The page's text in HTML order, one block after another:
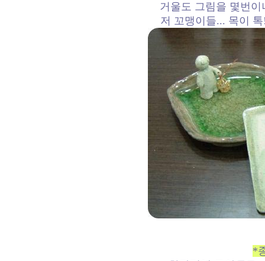
거울도 그림을 몇번
저 꼬맹이들... 목이
*